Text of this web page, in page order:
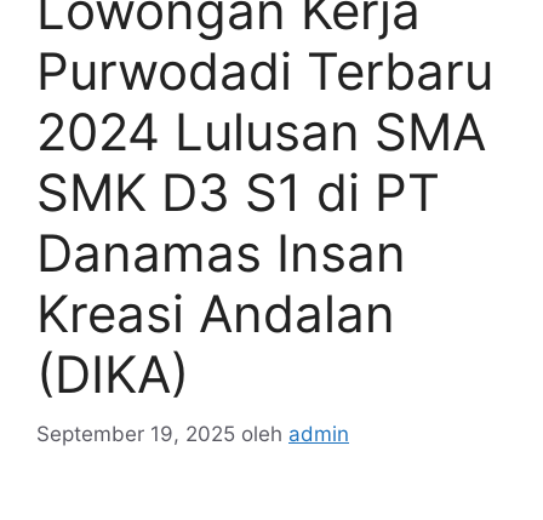
Purwodadi Terbaru
2024 Lulusan SMA
SMK D3 S1 di PT
Danamas Insan
Kreasi Andalan
(DIKA)
September 19, 2025 oleh admin